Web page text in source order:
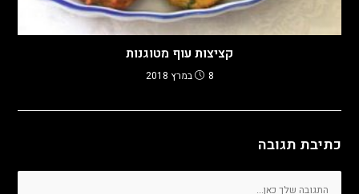
קציצות עוף מטוגנות
8 במרץ 2018
כתיבת תגובה